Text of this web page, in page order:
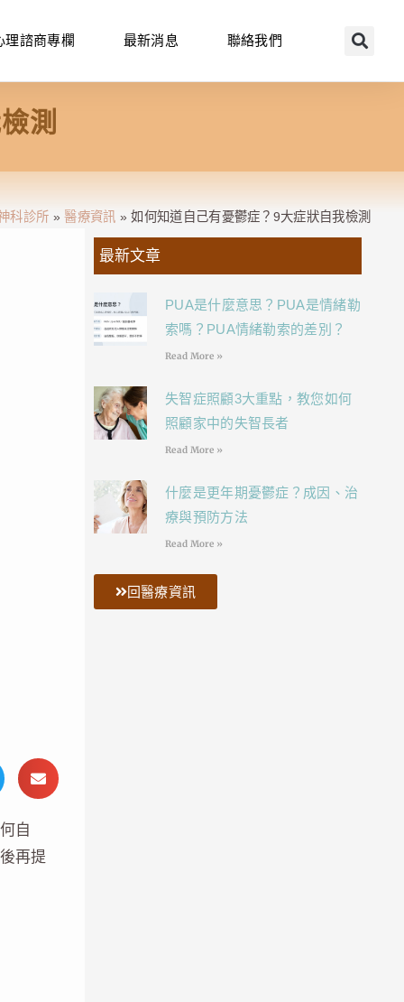
理諮商專欄 最新消息 聯絡我們
測
科診所 »醫療資訊 »如何知道自己有憂鬱症？9大症狀自我檢測
自
再提
最新文章
PUA是什麼意思？PUA是情緒勒
索嗎？PUA情緒勒索的差別？
Read More »
失智症照顧3大重點，教您如何
照顧家中的失智長者
Read More »
什麼是更年期憂鬱症？成因、治
療與預防方法
Read More »
回醫療資訊